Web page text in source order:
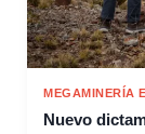
MEGAMINERÍA
Nuevo